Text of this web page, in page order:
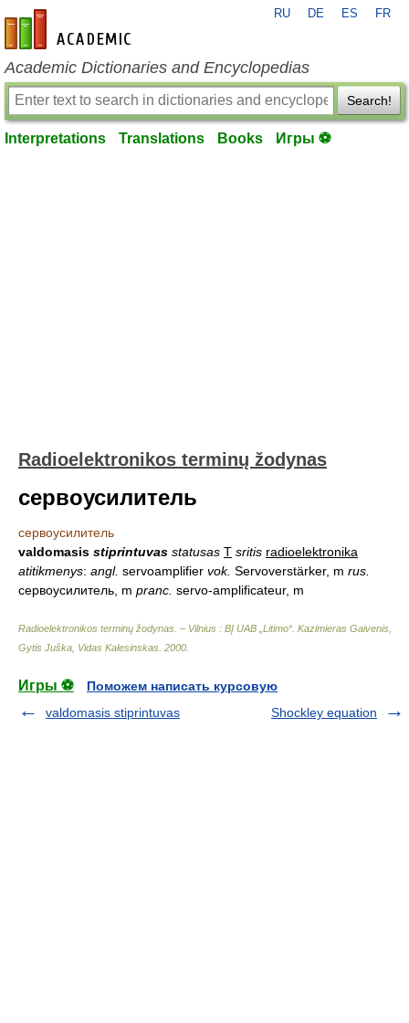
en-academic.com
RU DE ES FR
Academic Dictionaries and Encyclopedias
Search!
Interpretations Translations Books Игры ⚽
Radioelektronikos terminų žodynas
сервоусилитель
сервоусилитель
valdomasis stiprintuvas statusas T sritis radioelektronika
atitikmenys: angl. servoamplifier vok. Servoverstärker, m rus.
сервоусилитель, m pranc. servo-amplificateur, m
Radioelektronikos terminų žodynas. – Vilnius : BĮ UAB „Litimo“ Kazimieras Gaivenis,
Gytis Juška, Vidas Kalesinskas 2000
Игры ⚽
Поможем написать курсовую
valdomasis stiprintuvas
Shockley equation